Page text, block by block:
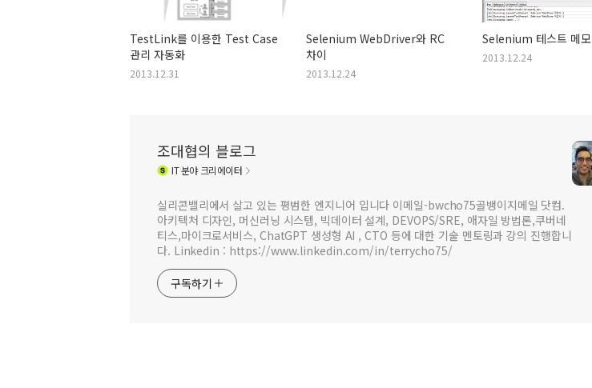
TestLink를 이용한 Test Case
관리 자동화
2013.12.31
Selenium WebDriver와 RC
차이
2013.12.24
Selenium 테스트 메모
2013.12.24
조대협의 블로그
IT분야 크리에이터
실리콘밸리에서 살고 있는 평범한 엔지니어 입니다 이메일-bwcho75골뱅이지메일 닷컴.
아키텍처 디자인, 머신러닝 시스템, 빅데이터 설계, DEVOPS/SRE, 애자일 방법론,쿠버네
티스,마이크로서비스, ChatGPT 생성형 AI , CTO 등에 대한 기술 멘토링과 강의 진행합니
다. Linkedin : https://www.linkedin.com/in/terrycho75/
구독하기